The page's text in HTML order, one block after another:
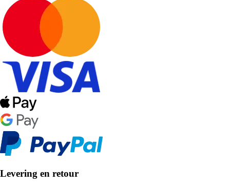
Levering en retour